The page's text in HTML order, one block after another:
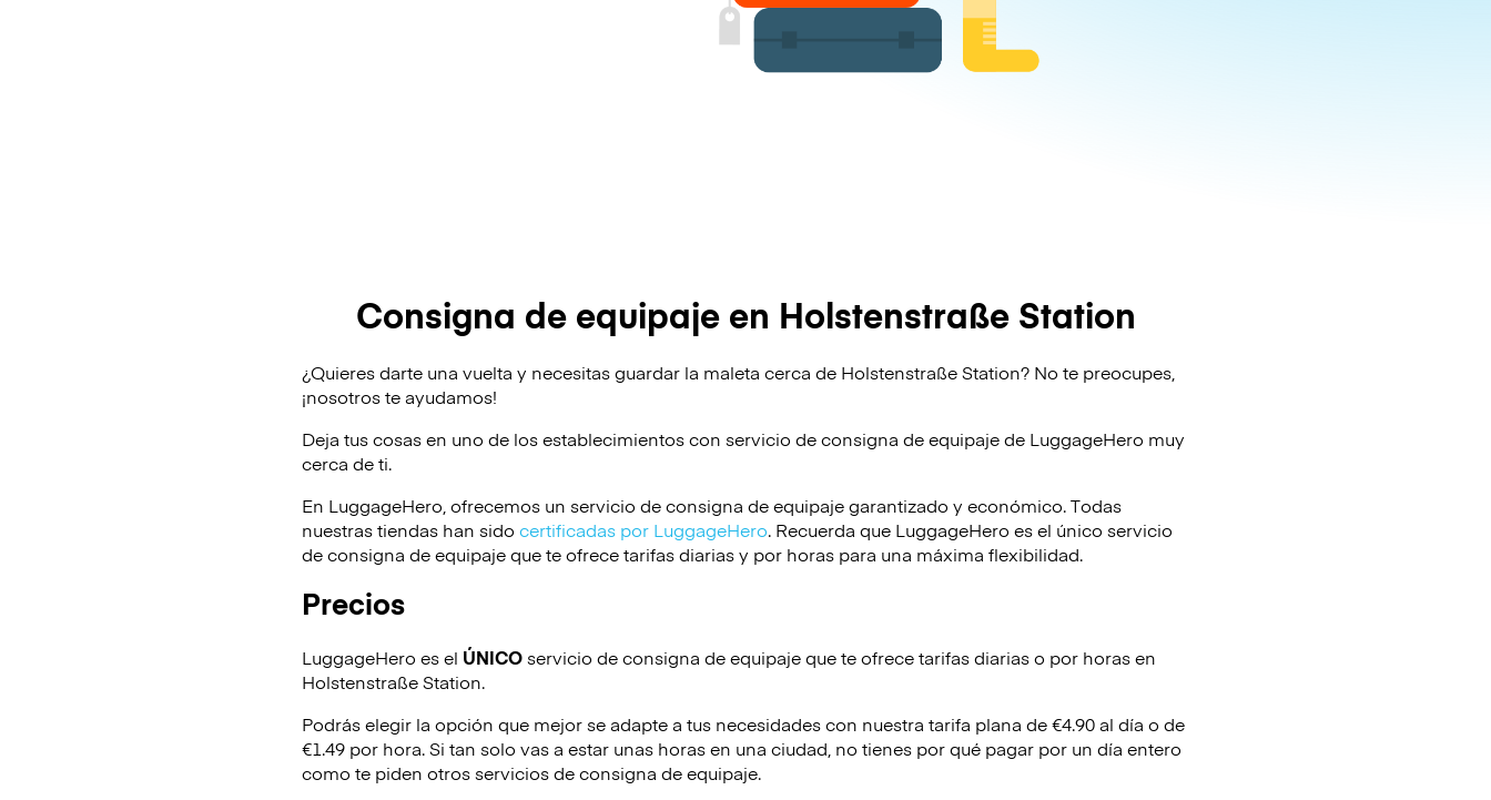
Consigna de equipaje en Holstenstraße Station
¿Quieres darte una vuelta y necesitas guardar la maleta cerca de Holstenstraße Station? No te preocupes,
¡nosotros te ayudamos!
Deja tus cosas en uno de los establecimientos con servicio de consigna de equipaje de LuggageHero muy
cerca de ti.
En LuggageHero, ofrecemos un servicio de consigna de equipaje garantizado y económico. Todas
nuestras tiendas han sido certificadas por LuggageHero. Recuerda que LuggageHero es el único servicio
de consigna de equipaje que te ofrece tarifas diarias y por horas para una máxima flexibilidad.
Precios
LuggageHero es el ÚNICOservicio de consigna de equipaje que te ofrece tarifas diarias o por horas en
Holstenstraße Station.
Podrás elegir la opción que mejor se adapte a tus necesidades con nuestra tarifa plana de €4.90 al día o de
€1.49 por hora. Si tan solo vas a estar unas horas en una ciudad, no tienes por qué pagar por un día entero
como te piden otros servicios de consigna de equipaje.